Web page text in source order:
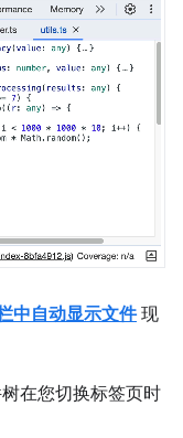
中自动显示文件现
在您切换标签页时